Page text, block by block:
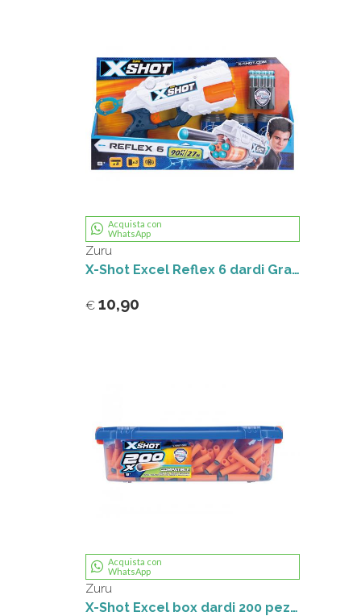
Acquista con
WhatsApp
Zuru
X-Shot Excel Reflex 6 dardi Grandi Giochi
€ 10,90
Acquista con
WhatsApp
Zuru
X-Shot Excel box dardi 200 pezzi Grandi Giochi